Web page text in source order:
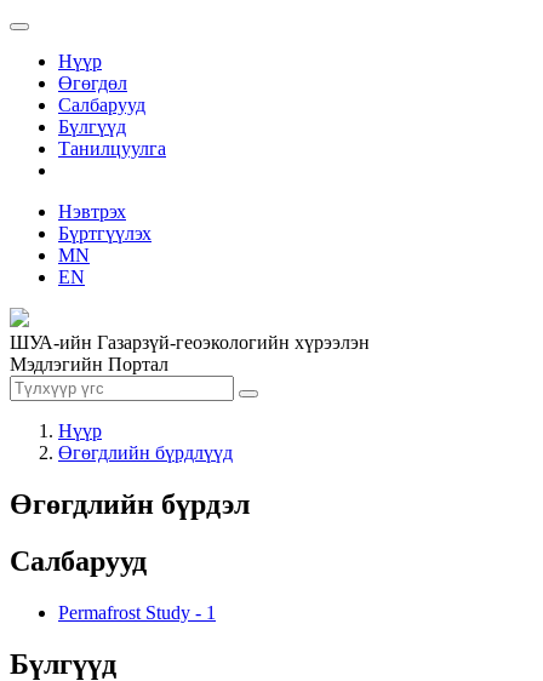
Нүүр
Өгөгдөл
Салбарууд
Бүлгүүд
Танилцуулга
Нэвтрэх
Бүртгүүлэх
MN
EN
ШУА-ийн Газарзүй-геоэкологийн хүрээлэн
Мэдлэгийн Портал
Нүүр
Өгөгдлийн бүрдлүүд
Өгөгдлийн бүрдэл
Салбарууд
Permafrost Study - 1
Бүлгүүд